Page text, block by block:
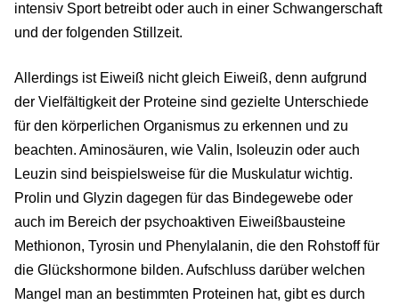
intensiv Sport betreibt oder auch in einer Schwangerschaft
und der folgenden Stillzeit.
Allerdings ist Eiweiß nicht gleich Eiweiß, denn aufgrund
der Vielfältigkeit der Proteine sind gezielte Unterschiede
für den körperlichen Organismus zu erkennen und zu
beachten. Aminosäuren, wie Valin, Isoleuzin oder auch
Leuzin sind beispielsweise für die Muskulatur wichtig.
Prolin und Glyzin dagegen für das Bindegewebe oder
auch im Bereich der psychoaktiven Eiweißbausteine
Methionon, Tyrosin und Phenylalanin, die den Rohstoff für
die Glückshormone bilden. Aufschluss darüber welchen
Mangel man an bestimmten Proteinen hat, gibt es durch